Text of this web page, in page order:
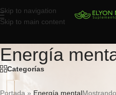
Skip to navigation
Skip to main content
Energía
Categorías
Portada » Energía mental